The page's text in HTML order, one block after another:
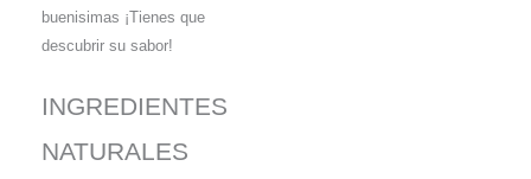
buenisimas ¡Tienes que
descubrir su sabor!
INGREDIENTES
NATURALES